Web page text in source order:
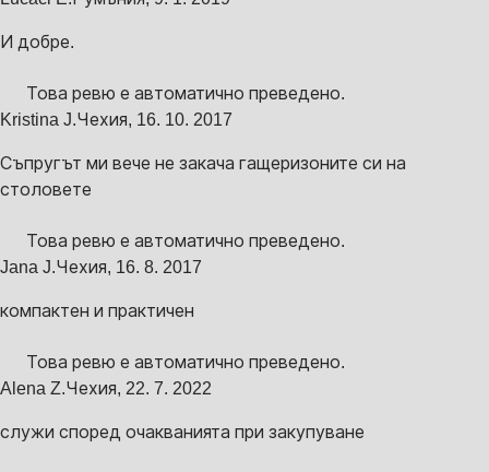
И добре.
Това ревю е автоматично преведено.
Kristina J.Чехия, 16. 10. 2017
Съпругът ми вече не закача гащеризоните си на
столовете
Това ревю е автоматично преведено.
Jana J.Чехия, 16. 8. 2017
компактен и практичен
Това ревю е автоматично преведено.
Alena Z.Чехия, 22. 7. 2022
служи според очакванията при закупуване